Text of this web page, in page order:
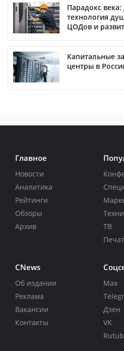
Парадокс
технология
ЦОДов и
Капитальные
центры в
Главное
Новости
Аналитика
Рейтинги
Обзоры
Архив
ТВ
CNews
Об издании
Реклама
Вакансии
Контакты
Max
Дзен
VK